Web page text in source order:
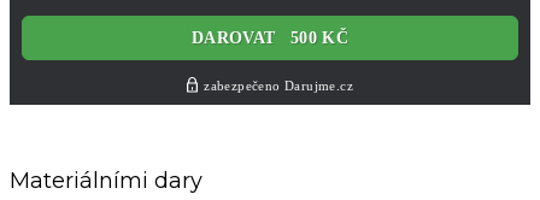
Materiálními dary